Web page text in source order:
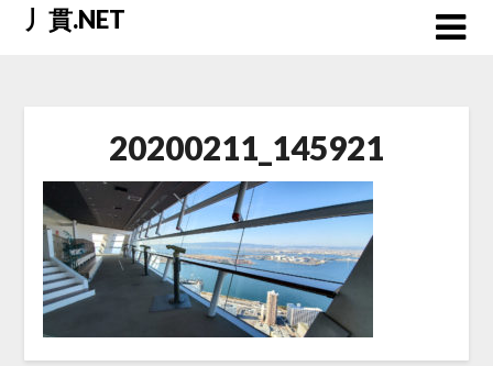
Skip丿貫.NET
20200211_145921